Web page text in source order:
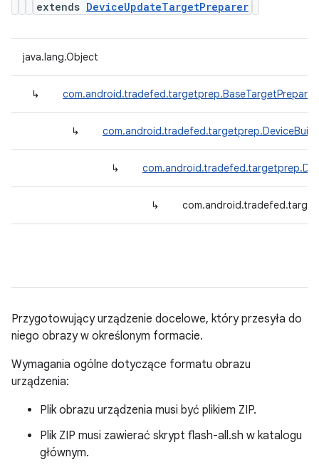
extends DeviceUpdateTargetPreparer
java.lang.Object
↳ com.android.tradefed.targetprep.BaseTargetPreparer
↳
↳
↳
Przygotowujący urządzenie docelowe, który przesyła do
niego obrazy w określonym formacie.
Wymagania ogólne dotyczące formatu obrazu
urządzenia:
Plik obrazu urządzenia musi być plikiem ZIP.
Plik ZIP musi zawierać skrypt flash-all.sh w katalogu
głównym.